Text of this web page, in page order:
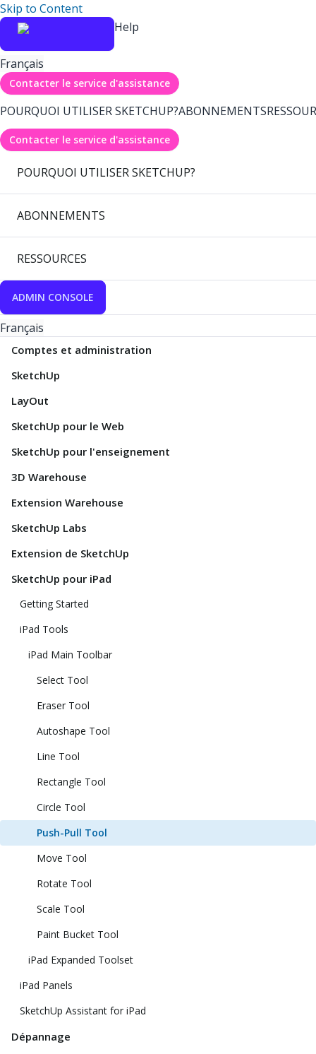
Skip to Content
Help
Français
Contacter le service d'assistance
POURQUOI UTILISER SKETCHUP?ABONNEMENTS
Contacter le service d'assistance
POURQUOI UTILISER SKETCHUP?
ABONNEMENTS
RESSOURCES
ADMIN CONSOLE
Français
Comptes et administration
SketchUp
LayOut
SketchUp pour le Web
SketchUp pour l'enseignement
3D Warehouse
Extension Warehouse
SketchUp Labs
Extension de SketchUp
SketchUp pour iPad
Getting Started
iPad Tools
iPad Main Toolbar
Select Tool
Eraser Tool
Autoshape Tool
Line Tool
Rectangle Tool
Circle Tool
Push-Pull Tool
Move Tool
Rotate Tool
Scale Tool
Paint Bucket Tool
iPad Expanded Toolset
iPad Panels
SketchUp Assistant for iPad
Dépannage